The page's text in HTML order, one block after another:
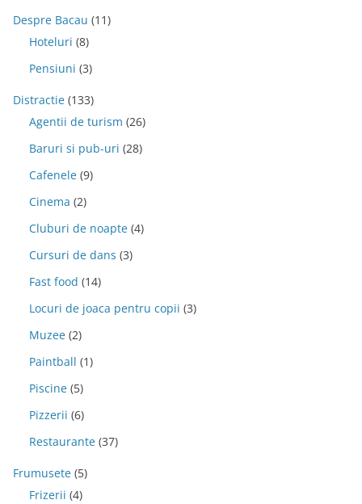
Despre Bacau (11)
Hoteluri (8)
Pensiuni (3)
Distractie (133)
Agentii de turism (26)
Baruri si pub-uri (28)
Cafenele (9)
Cinema (2)
Cluburi de noapte (4)
Cursuri de dans (3)
Fast food (14)
Locuri de joaca pentru copii (3)
Muzee (2)
Paintball (1)
Piscine (5)
Pizzerii (6)
Restaurante (37)
Frumusete (5)
Frizerii (4)